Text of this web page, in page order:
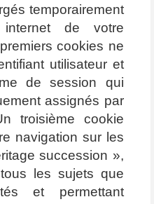
temporairement
de votre
cookies ne
utilisateur et
de session qui
assignés par
troisième cookie
navigation sur les
succession »,
les sujets que
et permettant